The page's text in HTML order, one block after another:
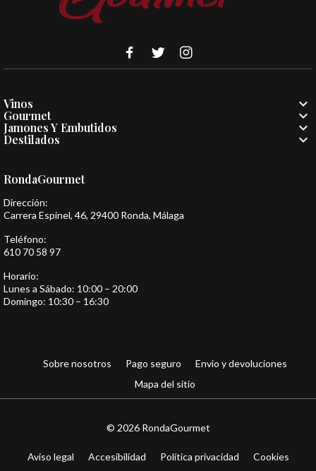
Vinos 
Gourmet 
Jamones Y Embutidos 
Destilados 
RondaGourmet
Dirección:
Carrera Espinel, 46, 29400 Ronda, Málaga
Teléfono:
610 70 58 97
Horario:
Lunes a Sábado: 10:00 – 20:00
Domingo: 10:30 – 16:30
Sobre nosotros Pago seguro
Envio y devoluciones
Mapa del sitio
© 2026 RondaGourmet
Aviso legal Accesibilidad Política privacidad Cookies